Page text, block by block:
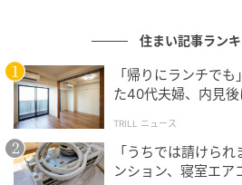
「いや、そこまで使っていない」
「受付時間を短縮すればいい」
「そもそもコンシェルジュ必要
すると数か月後、実際に次の変
コンシェルジュ受付時間短縮
住まい記事ラン
「帰りにランチで
た40代夫婦、内見
TRILL ニュース
「うちでは請けら
ンション、寝室エア